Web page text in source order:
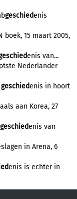
geschiedenis
boek, 15 maart 2005,
enis van...
Nederlander
geschiedenis in hoort
aan Korea, 27
geschiedenis van
in Arena, 6
enis is echter in